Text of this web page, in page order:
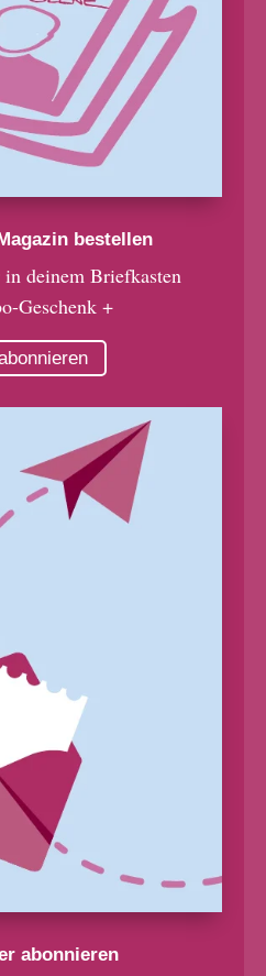
bestellen
deinem Briefkasten
Geschenk +
abonnieren